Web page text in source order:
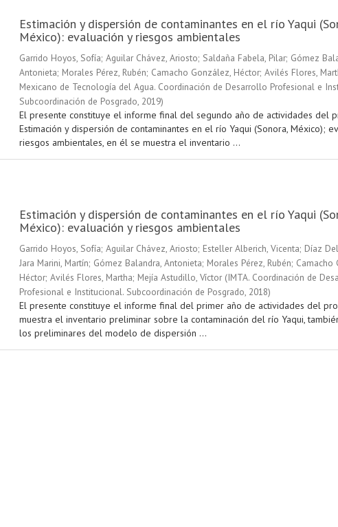
Estimación y dispersión de contaminantes en el río Yaqui
México): evaluación y riesgos ambientales
Garrido Hoyos, Sofía; Aguilar Chávez, Ariosto; Saldaña Fabela, Pilar; Gómez
Antonieta; Morales Pérez, Rubén; Camacho González, Héctor; Avilés Flores,
Mexicano de Tecnología del Agua. Coordinación de Desarrollo Profesional e
Subcoordinación de Posgrado, 2019)
El presente constituye el informe final del segundo año de actividades del
Estimación y dispersión de contaminantes en el río Yaqui (Sonora, México);
riesgos ambientales, en él se muestra el inventario ...
Estimación y dispersión de contaminantes en el río Yaqui
México): evaluación y riesgos ambientales
Garrido Hoyos, Sofía; Aguilar Chávez, Ariosto; Esteller Alberich, Vicenta; Díaz
Jara Marini, Martín; Gómez Balandra, Antonieta; Morales Pérez, Rubén; Camacho
Héctor; Avilés Flores, Martha; Mejía Astudillo, Víctor (IMTA. Coordinación de
Profesional e Institucional. Subcoordinación de Posgrado, 2018)
El presente constituye el informe final del primer año de actividades del
muestra el inventario preliminar sobre la contaminación del río Yaqui,
los preliminares del modelo de dispersión ...